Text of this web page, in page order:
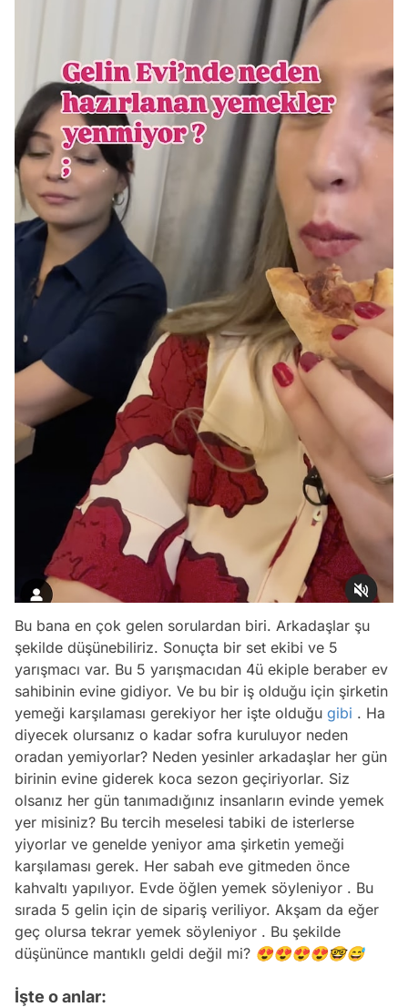
Bu bana en çok gelen sorulardan biri. Arkadaşlar şu
şekilde düşünebiliriz. Sonuçta bir set ekibi ve 5
yarışmacı var. Bu 5 yarışmacıdan 4ü ekiple beraber ev
sahibinin evine gidiyor. Ve bu bir iş olduğu için şirketin
yemeği karşılaması gerekiyor her işte olduğu gibi . Ha
diyecek olursanız o kadar sofra kuruluyor neden
oradan yemiyorlar? Neden yesinler arkadaşlar her gün
birinin evine giderek koca sezon geçiriyorlar. Siz
olsanız her gün tanımadığınız insanların evinde yemek
yer misiniz? Bu tercih meselesi tabiki de isterlerse
yiyorlar ve genelde yeniyor ama şirketin yemeği
karşılaması gerek. Her sabah eve gitmeden önce
kahvaltı yapılıyor. Evde öğlen yemek söyleniyor . Bu
sırada 5 gelin için de sipariş veriliyor. Akşam da eğer
geç olursa tekrar yemek söyleniyor . Bu şekilde
düşününce mantıklı geldi değil mi? 😍😍😍😍🤓😅
İşte o anlar: